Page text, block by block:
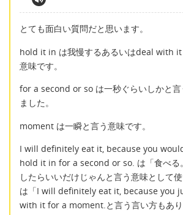
とても面白い質問だと思います。
hold it in は我慢するあるいはdeal with it
意味です。
for a second or so は一秒ぐらいしかと
ました。
moment は一瞬と言う意味です。
I will definitely eat it, because you
hold it in for a second or so. は「食べる
したらいいだけじゃんと言う意味として
は「I will definitely eat it, because you
with it for a moment.と言う言い方もあり